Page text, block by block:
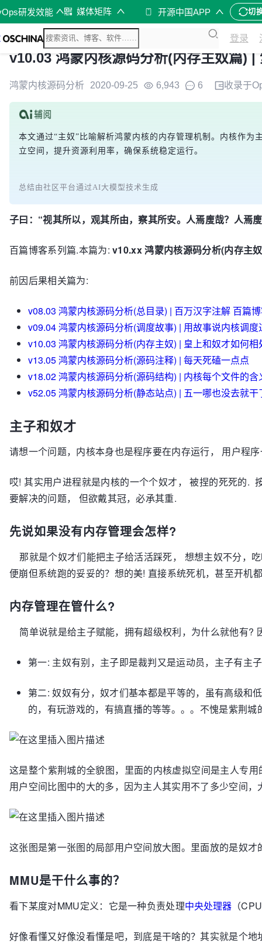
研发效能 媒体矩阵 开源中国APP 切
登录
v10.03 鸿蒙内核源码分析(内存主奴篇)
鸿蒙内核源码分析 2020-09-25 6,943 6 收录于
本文通过“主奴”比喻解析鸿蒙内核的内存管理机制。内核作
立空间，提升资源利用率，确保系统稳定运行。
总结由社区平台通过AI大模型技术生成
子曰：“视其所以，观其所由，察其所安。人焉廋哉？人焉
百篇博客系列篇.本篇为:v10.xx 鸿蒙内核源码分析(内存主
前因后果相关篇为:
v08.03 鸿蒙内核源码分析(总目录) | 百万汉字注解 百篇
v09.04 鸿蒙内核源码分析(调度故事) | 用故事说内核调度
v10.03 鸿蒙内核源码分析(内存主奴) | 皇上和奴才如何相
v13.05 鸿蒙内核源码分析(源码注释) | 每天死磕一点点
v18.02 鸿蒙内核源码分析(源码结构) | 内核每个文件的含
v52.05 鸿蒙内核源码分析(静态站点) | 五一哪也没去就干
主子和奴才
请想一个问题，内核本身也是程序要在内存运行， 用户程
哎! 其实用户进程就是内核的一个个奴才， 被捏的死死的.
要解决的问题， 但欲戴其冠，必承其重.
先说如果没有内存管理会怎样?
那就是个奴才们能把主子给活活踩死， 想想主奴不分，
便崩但系统跑的妥妥的？想的美! 直接系统死机，甚至开机
内存管理在管什么?
简单说就是给主子赋能，拥有超级权利，为什么就他有?
第一: 主奴有别，主子即是裁判又是运动员，主子有主
第二: 奴奴有分，奴才们基本都是平等的，虽有高级和
的，有玩游戏的，有搞直播的等等。。。不愧是紫荆
这是整个紫荆城的全貌图，里面的内核虚拟空间是主人专
用户空间比图中的大的多，因为主人其实用不了多少空间
这张图是第一张图的局部用户空间放大图。里面放的是奴
MMU是干什么事的？
看下某度对MMU定义：它是一种负责处理中央处理器 （
好像看懂又好像没看懂是吧，到底是干啥的？其实就是个